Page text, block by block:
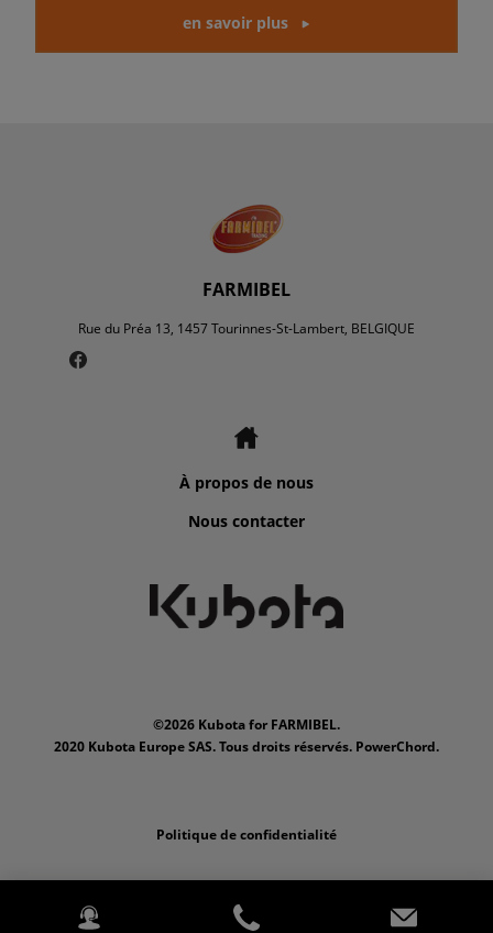
en savoir plus
FARMIBEL
Rue du Préa 13, 1457 Tourinnes-St-Lambert, BELGIQUE
À propos de nous
Nous contacter
©2026 Kubota for FARMIBEL.
2020 Kubota Europe SAS. Tous droits réservés. PowerChord.
Politique de confidentialité